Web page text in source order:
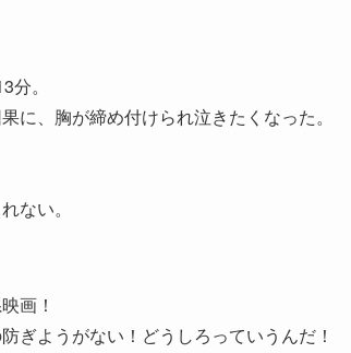
。
に、胸が締め付けられ泣きたくなった。
ない。
画！
ぎようがない！どうしろっていうんだ！